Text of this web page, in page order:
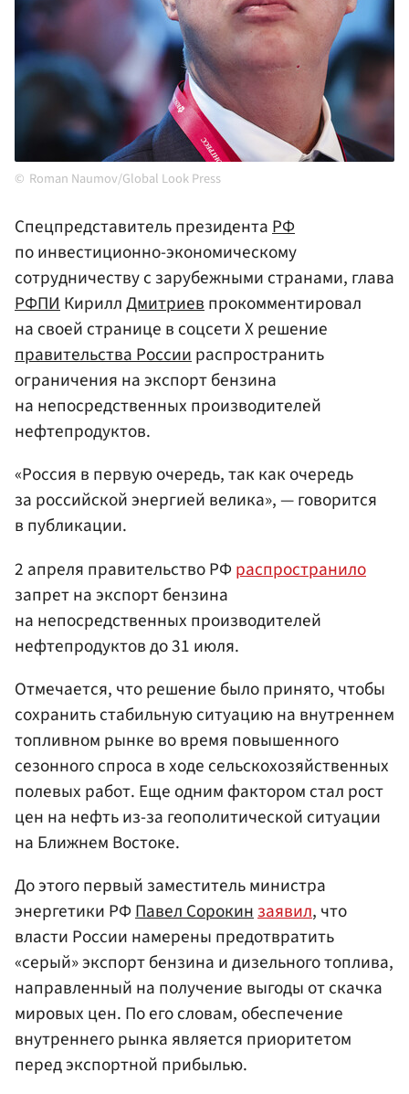
Roman Naumov/Global Look Press
Спецпредставитель президентаРФ
по инвестиционно-экономическому
сотрудничеству с зарубежными странами, глава
РФПИКириллДмитриевпрокомментировал
на своей странице в соцсети X решение
правительства Россиираспространить
ограничения на экспорт бензина
на непосредственных производителей
нефтепродуктов.
«Россия в первую очередь, так как очередь
за российской энергией велика», — говорится
в публикации.
2 апреля правительство РФраспространило
запрет на экспорт бензина
на непосредственных производителей
нефтепродуктов до 31 июля.
Отмечается, что решение было принято, чтобы
сохранить стабильную ситуацию на внутреннем
топливном рынке во время повышенного
сезонного спроса в ходе сельскохозяйственных
полевых работ. Еще одним фактором стал рост
цен на нефть из-за геополитической ситуации
на Ближнем Востоке.
До этого первый заместитель министра
энергетики РФПавел Сорокинзаявил, что
власти России намерены предотвратить
«серый» экспорт бензина и дизельного топлива,
направленный на получение выгоды от скачка
мировых цен. По его словам, обеспечение
внутреннего рынка является приоритетом
перед экспортной прибылью.